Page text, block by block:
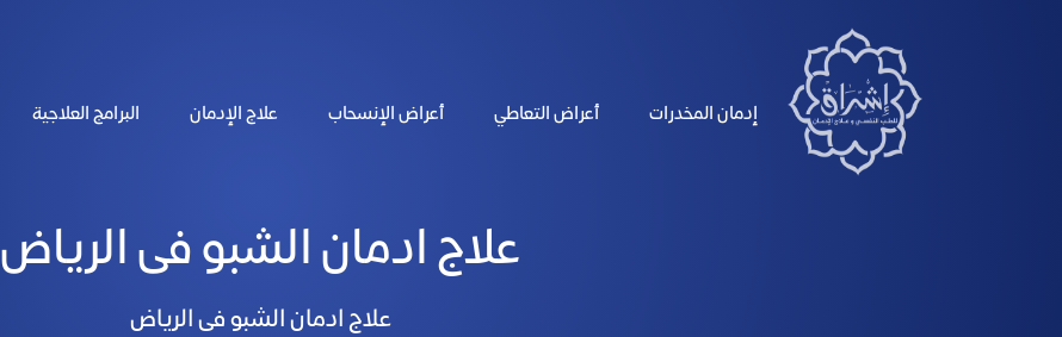
الرئيسية إدمان المخدرات أعراض التعاطي أعراض الإنسحاب علاج الإدمان البرامج العلاجية
علاج ادمان الشبو فى الرياض
علاج ادمان الشبو فى الرياض